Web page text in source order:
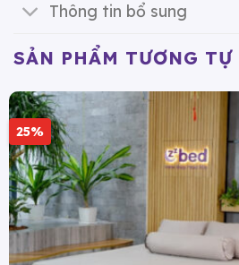
Thông tin bổ sung
SẢN PHẨM TƯƠNG TỰ
25%